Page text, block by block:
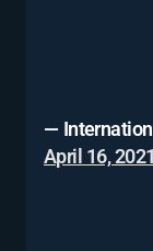
—
April 16, 2021